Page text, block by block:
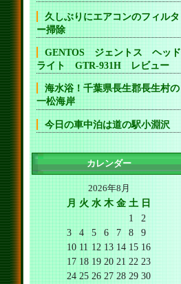
久しぶりにエアコンのフィルタ
ー掃除
GENTOS ジェントス ヘッド
ライト GTR-931H レビュー
海水浴！千葉県長生郡長生村の
一松海岸
今日の車中泊は道の駅小淵沢
カレンダー
2026年8月
月 火 水 木 金 土 日
1
2
3
4 5 6 7 8
9
10 11 12 13 14 15 16
17 18 19 20 21 22 23
24 25 26 27 28 29 30